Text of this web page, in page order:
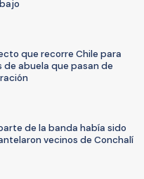
que recorre Chile para
abuela que pasan de
de la banda había sido
vecinos de Conchalí